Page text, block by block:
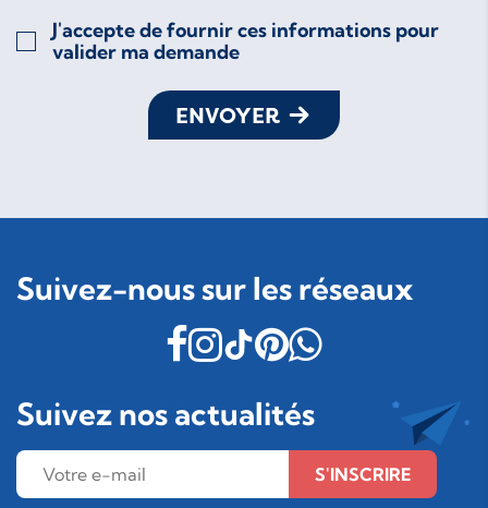
J'accepte de fournir ces informations pour
valider ma demande
ENVOYER
Suivez-nous sur les réseaux
Suivez nos actualités
S'INSCRIRE